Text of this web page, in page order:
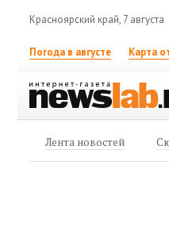
Красноярский край, 7 августа
Погода в августе Карта
Лента новостей